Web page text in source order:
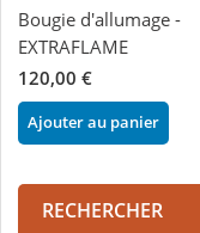
Bougie d'allumage -
EXTRAFLAME
120,00 €
Ajouter au panier
RECHERCHER